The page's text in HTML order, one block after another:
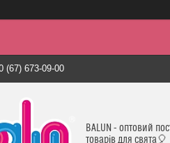
(67) 673-09-00
BALUN - оптовий
товарів для свята🎈